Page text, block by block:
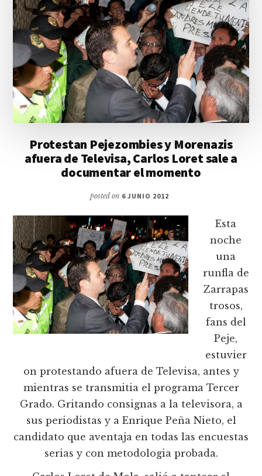
Protestan Pejezombies y Morenazis
afuera de Televisa, Carlos Loret sale a
documentar el momento
posted on 6 JUNIO 2012
Esta
noche
una
runfla de
Zarrapas
trosos,
fans del
Peje,
estuvier
on protestando afuera de Televisa, antes y
mientras se transmitia el programa Tercer
Grado. Gritando consignas a la televisora, a
sus periodistas y a Enrique Peña Nieto, el
candidato que aventaja en todas las encuestas
serias y con metodologia probada.